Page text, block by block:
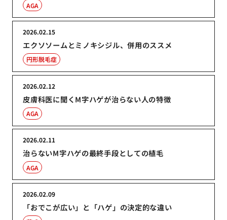
AGA
エクソソームとミノキシジル、併用のススメ
2026.02.15
円形脱毛症
皮膚科医に聞くM字ハゲが治らない人の特徴
2026.02.12
AGA
治らないM字ハゲの最終手段としての植毛
2026.02.11
AGA
「おでこが広い」と「ハゲ」の決定的な違い
2026.02.09